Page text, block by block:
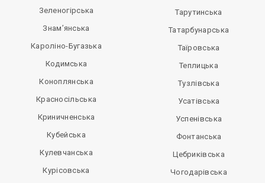
Зеленогірська
Знам’янська
Кароліно-Бугазька
Кодимська
Коноплянська
Красносільська
Криничненська
Кубейська
Кулевчанська
Курісовська
Тарутинська
Татарбунарська
Таїровська
Теплицька
Тузлівська
Усатівська
Успенівська
Фонтанська
Цебриківська
Чогодарівська